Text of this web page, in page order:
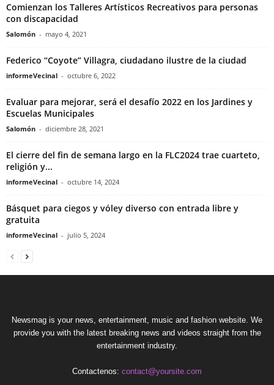
Comienzan los Talleres Artísticos Recreativos para personas
con discapacidad
Salomón - mayo 4, 2021
Federico “Coyote” Villagra, ciudadano ilustre de la ciudad
informeVecinal - octubre 6, 2022
Evaluar para mejorar, será el desafío 2022 en los Jardines y
Escuelas Municipales
Salomón - diciembre 28, 2021
El cierre del fin de semana largo en la FLC2024 trae cuarteto,
religión y...
informeVecinal - octubre 14, 2024
Básquet para ciegos y vóley diverso con entrada libre y
gratuita
informeVecinal - julio 5, 2024
Newsmag is your news, entertainment, music and fashion website. We
provide you with the latest breaking news and videos straight from the
entertainment industry.
Contactenos: contact@yoursite.com